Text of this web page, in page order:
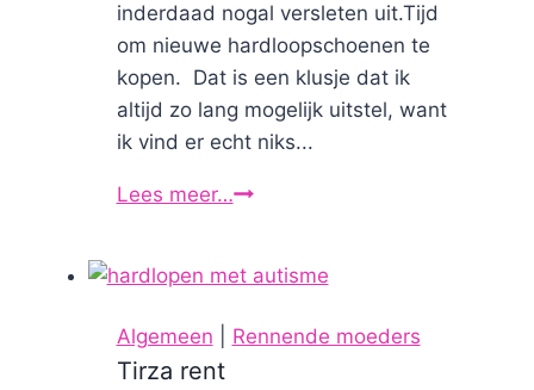
inderdaad nogal versleten uit.Tijd
om nieuwe hardloopschoenen te
kopen. Dat is een klusje dat ik
altijd zo lang mogelijk uitstel, want
ik vind er echt niks...
Lees meer…Nieuwe
weer
Asics
Algemeen Rennende moeders
Tirza rent